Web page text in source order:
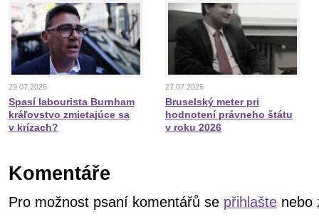
29.07.2026
Spasí labourista Burnham
kráľovstvo zmietajúce sa
v krízach?
27.07.2026
Bruselský meter pri
hodnotení právneho štátu
v roku 2026
Komentáře
Pro možnost psaní komentářů se přihlašte nebo